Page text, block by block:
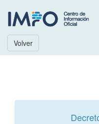
Volver